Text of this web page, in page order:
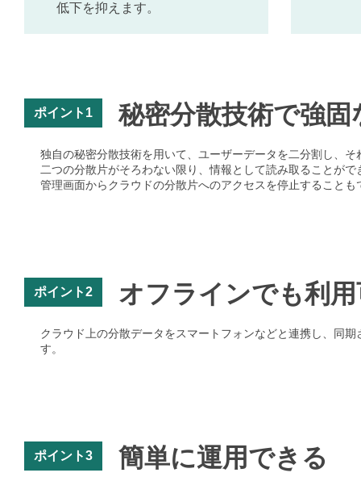
低下を抑えます。
ポイント1 秘密分散技術で強
独自の秘密分散技術を用いて、ユーザーデータを二分割し、
二つの分散片がそろわない限り、情報として読み取ることが
管理画面からクラウドの分散片へのアクセスを停止することも
ポイント2 オフラインでも利
クラウド上の分散データをスマートフォンなどと連携し、同
す。
ポイント3 簡単に運用できる